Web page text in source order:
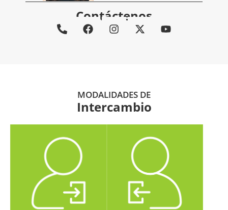
Contáctenos
MODALIDADES DE
Intercambio